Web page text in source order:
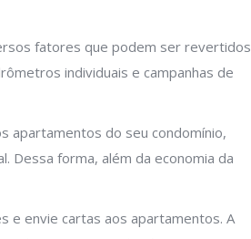
fatores que podem ser revertidos
individuais e campanhas de
apartamentos do seu condomínio,
Dessa forma, além da economia da
e envie cartas aos apartamentos. A